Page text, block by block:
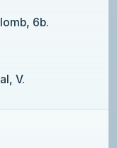
6b.
V.